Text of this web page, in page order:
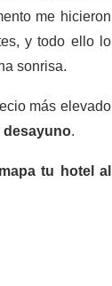
me hicieron
y todo ello lo
sonrisa.
más elevado
desayuno.
tu hotel al